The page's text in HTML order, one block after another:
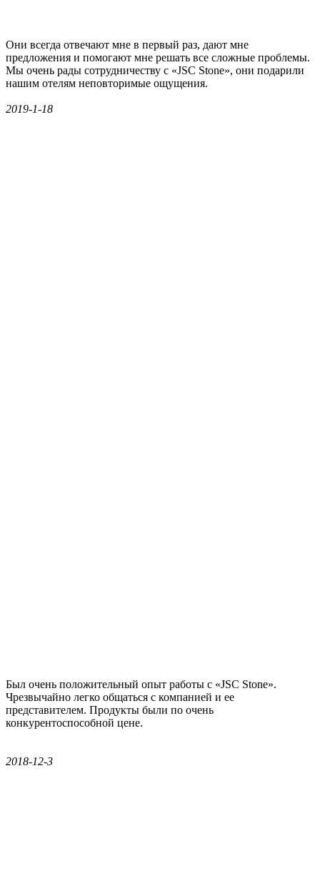
Они всегда отвечают мне в первый раз, дают мне
предложения и помогают мне решать все сложные проблемы.
Мы очень рады сотрудничеству с «JSC Stone», они подарили
нашим отелям неповторимые ощущения.
2019-1-18
Был очень положительный опыт работы с «JSC Stone».
Чрезвычайно легко общаться с компанией и ее
представителем. Продукты были по очень
конкурентоспособной цене.
2018-12-3